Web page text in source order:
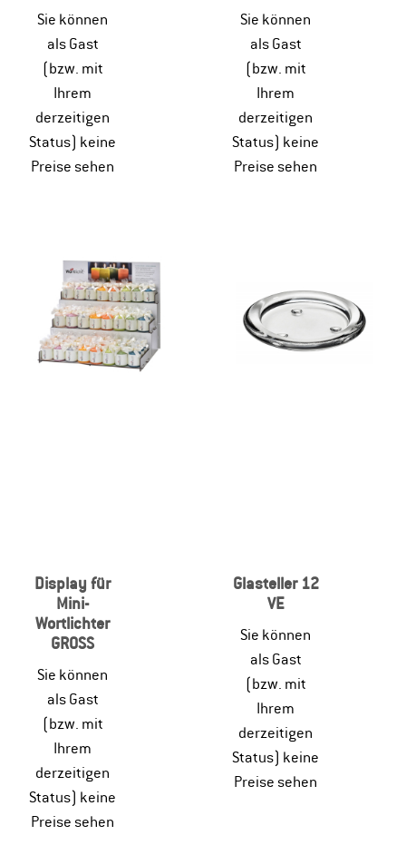
Sie können
als Gast
(bzw. mit
Ihrem
derzeitigen
Status) keine
Preise sehen
Sie können
als Gast
(bzw. mit
Ihrem
derzeitigen
Status) keine
Preise sehen
Display für
Mini-
Wortlichter
GROSS
Sie können
als Gast
(bzw. mit
Ihrem
derzeitigen
Status) keine
Preise sehen
Glasteller 12
VE
Sie können
als Gast
(bzw. mit
Ihrem
derzeitigen
Status) keine
Preise sehen